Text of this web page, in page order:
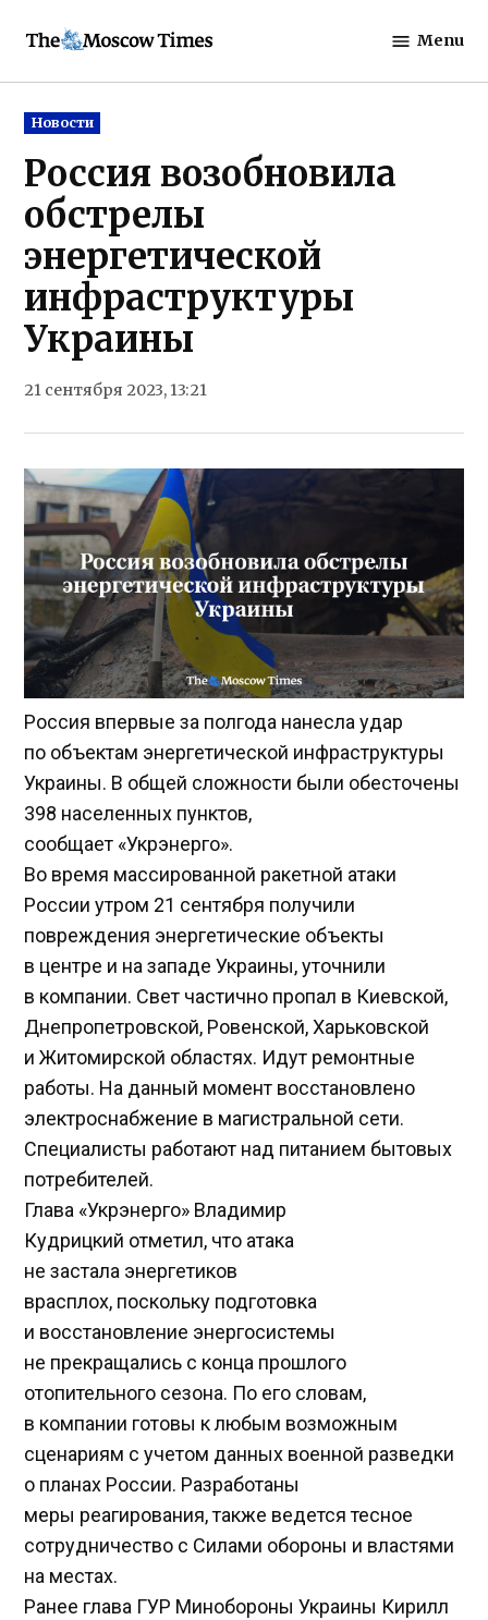
Moscow
Menu
Posted
in
Новости
Россия возобновила
обстрелы
энергетической
инфраструктуры
Украины
21 сентября 2023, 13:21
Россия впервые за полгода нанесла удар
по объектам энергетической инфраструктуры
Украины. В общей сложности были обесточены
398 населенных пунктов,
сообщает «Укрэнерго».
Во время массированной ракетной атаки
России утром 21 сентября получили
повреждения энергетические объекты
в центре и на западе Украины, уточнили
в компании. Свет частично пропал в Киевской,
Днепропетровской, Ровенской, Харьковской
и Житомирской областях. Идут ремонтные
работы. На данный момент восстановлено
электроснабжение в магистральной сети.
Специалисты работают над питанием бытовых
потребителей.
Глава «Укрэнерго» Владимир
Кудрицкий отметил, что атака
не застала энергетиков
врасплох, поскольку подготовка
и восстановление энергосистемы
не прекращались с конца прошлого
отопительного сезона. По его словам,
в компании готовы к любым возможным
сценариям с учетом данных военной разведки
о планах России. Разработаны
меры реагирования, также ведется тесное
сотрудничество с Силами обороны и властями
на местах.
Ранее глава ГУР Минобороны Украины Кирилл